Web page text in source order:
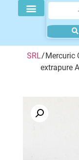
SRL/ Mercuric
extrapure